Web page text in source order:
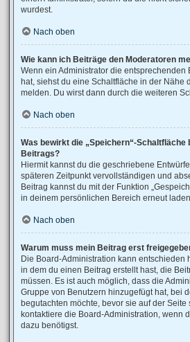
wurdest.
Nach oben
Wie kann ich Beiträge den Moderatoren
Wenn ein Administrator die entsprechenden
hat, siehst du eine Schaltfläche in der Nähe
melden. Du wirst dann durch die weiteren
Nach oben
Was bewirkt die „Speichern“-Schaltfläche
Beitrags?
Hiermit kannst du die geschriebene
späteren Zeitpunkt vervollständigen und
Beitrag kannst du mit der Funktion
in deinem persönlichen Bereich erneut
Nach oben
Warum muss mein Beitrag erst
Die Board-Administration kann entschieden
in dem du einen Beitrag erstellt hast, die
müssen. Es ist auch möglich, dass die
Gruppe von Benutzern hinzugefügt hat, bei
begutachten möchte, bevor sie auf der Seite
kontaktiere die Board-Administration, wenn
dazu benötigst.